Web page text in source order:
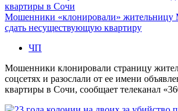
Мошенники «клонировали» жительницу
сдать несуществующую квартиру
ЧП
Мошенники клонировали страницу
соцсетях и разослали от ее имени
квартиры в Сочи, сообщает телеканал